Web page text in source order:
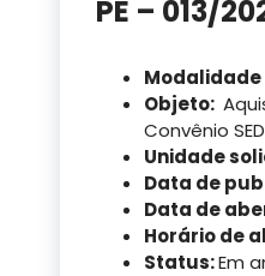
PE – 013/
Objeto:
Convênio
Unidade
Data de
Data de
Horário de
Status:Em